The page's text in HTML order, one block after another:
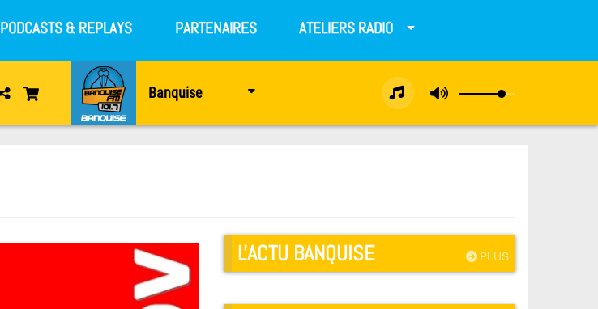
PODCASTS & REPLAYS PARTENAIRES ATELIERS RADIO
Banquise
PLUS
L'ACTU BANQUISE